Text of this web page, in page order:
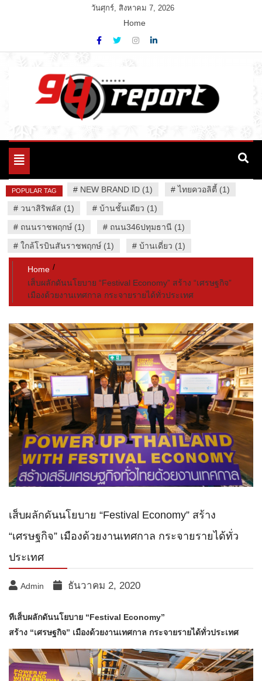
วันศุกร์, สิงหาคม 7, 2026
Home
94 Report.com
Variety News
Toggle
POPULAR TAG # NEW BRAND ID (1) #ไทยควอลิตี้ (1)
# วนาสิริพลัส (1) # บ้านชั้นเดียว (1)
# ถนนราชพฤกษ์ (1) # ถนน346ปทุมธานี (1)
# ใกล้โรบินสันราชพฤกษ์ (1) # บ้านเดี่ยว (1)
Home
เส็บผลักดันนโยบาย “Festival Economy” สร้าง “เศรษฐกิจ”
เมืองด้วยงานเทศกาล กระจายรายได้ทั่วประเทศ
เส็บผลักดันนโยบาย “Festival Economy” สร้าง
“เศรษฐกิจ” เมืองด้วยงานเทศกาล กระจายรายได้ทั่ว
ประเทศ
Admin ธันวาคม 2, 2020
ทีเส็บผลักดันนโยบาย “Festival Economy”
สร้าง “เศรษฐกิจ” เมืองด้วยงานเทศกาล กระจายรายได้ทั่วประเทศ